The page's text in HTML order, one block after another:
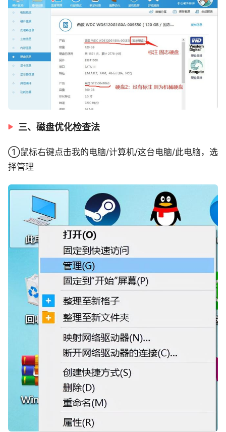
三、磁盘优化检查法
①鼠标右键点击我的电脑/计算机/这台电脑/此电脑，选
择管理